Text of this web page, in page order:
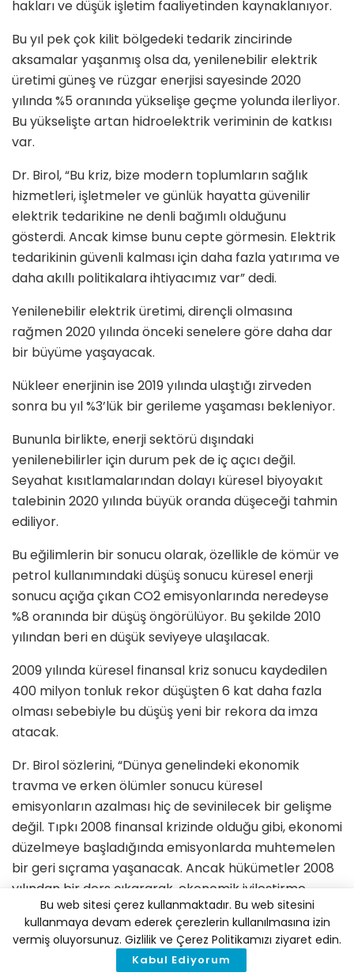
hakları ve düşük işletim faaliyetinden kaynaklanıyor.
Bu yıl pek çok kilit bölgedeki tedarik zincirinde
aksamalar yaşanmış olsa da, yenilenebilir elektrik
üretimi güneş ve rüzgar enerjisi sayesinde 2020
yılında %5 oranında yükselişe geçme yolunda ilerliyor.
Bu yükselişte artan hidroelektrik veriminin de katkısı
var.
Dr. Birol, “Bu kriz, bize modern toplumların sağlık
hizmetleri, işletmeler ve günlük hayatta güvenilir
elektrik tedarikine ne denli bağımlı olduğunu
gösterdi. Ancak kimse bunu cepte görmesin. Elektrik
tedarikinin güvenli kalması için daha fazla yatırıma ve
daha akıllı politikalara ihtiyacımız var” dedi.
Yenilenebilir elektrik üretimi, dirençli olmasına
rağmen 2020 yılında önceki senelere göre daha dar
bir büyüme yaşayacak.
Nükleer enerjinin ise 2019 yılında ulaştığı zirveden
sonra bu yıl %3’lük bir gerileme yaşaması bekleniyor.
Bununla birlikte, enerji sektörü dışındaki
yenilenebilirler için durum pek de iç açıcı değil.
Seyahat kısıtlamalarından dolayı küresel biyoyakıt
talebinin 2020 yılında büyük oranda düşeceği tahmin
ediliyor.
Bu eğilimlerin bir sonucu olarak, özellikle de kömür ve
petrol kullanımındaki düşüş sonucu küresel enerji
sonucu açığa çıkan CO2 emisyonlarında neredeyse
%8 oranında bir düşüş öngörülüyor. Bu şekilde 2010
yılından beri en düşük seviyeye ulaşılacak.
2009 yılında küresel finansal kriz sonucu kaydedilen
400 milyon tonluk rekor düşüşten 6 kat daha fazla
olması sebebiyle bu düşüş yeni bir rekora da imza
atacak.
Dr. Birol sözlerini, “Dünya genelindeki ekonomik
travma ve erken ölümler sonucu küresel
emisyonların azalması hiç de sevinilecek bir gelişme
değil. Tıpkı 2008 finansal krizinde olduğu gibi, ekonomi
düzelmeye başladığında emisyonlarda muhtemelen
bir geri sıçrama yaşanacak. Ancak hükümetler 2008
yılından bir ders çıkararak, ekonomik iyileştirme
planlarının merkezine yenilenebilirler gibi temiz enerji
teknolojilerini ekleyebilir. Bu alanlarda yapılan
yatırımlar yeni iş imkanları doğurabilir, ekonomik
rekabet ortamı oluşturabilir ve dünyayı daha dirençli
Bu web sitesi çerez kullanmaktadır. Bu web sitesini
kullanmaya devam ederek çerezlerin kullanılmasına izin
vermiş oluyorsunuz. Gizlilik ve Çerez Politikamızı ziyaret edin.
Kabul Ediyorum